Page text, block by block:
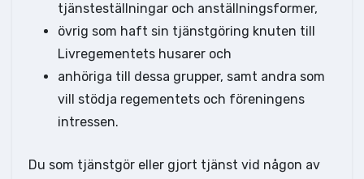
tjänsteställningar och anställningsformer,
övrig som haft sin tjänstgöring knuten till
Livregementets husarer och
anhöriga till dessa grupper, samt andra som
vill stödja regementets och föreningens
intressen.
Du som tjänstgör eller gjort tjänst vid någon av